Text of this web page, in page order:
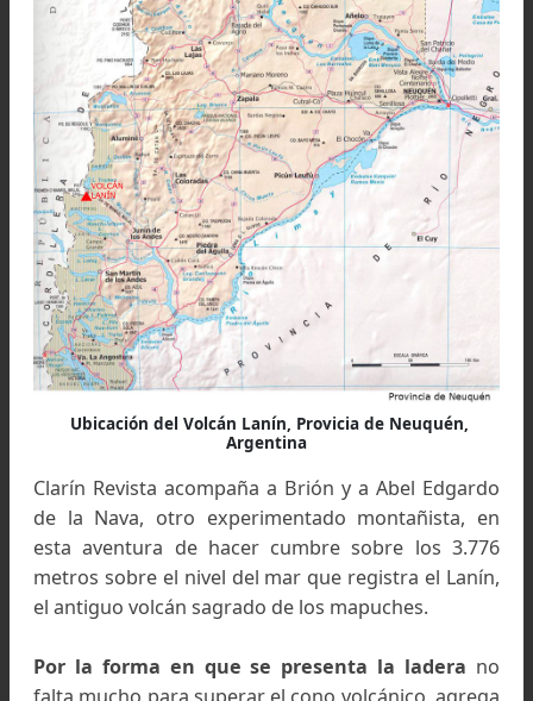
Ubicación del Volcán Lanín, Provicia de Neuquén,
Argentina
de la Nava, otro experimentado montañista,